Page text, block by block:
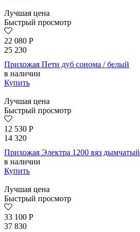
Лучшая цена
Быстрый просмотр
22 080 Р
25 230
Прихожая Пети дуб сонома / белый
в наличии
Купить
Лучшая цена
Быстрый просмотр
12 530 Р
14 320
Прихожая Электра 1200 вяз дымчатый
в наличии
Купить
Лучшая цена
Быстрый просмотр
33 100 Р
37 830